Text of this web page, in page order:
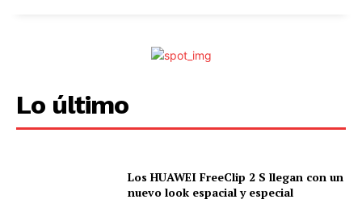
Lo último
Los HUAWEI FreeClip 2 S llegan con un
nuevo look espacial y especial